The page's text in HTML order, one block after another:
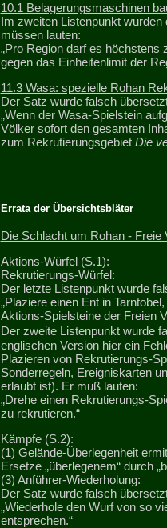
10.1 Belagerungsmaschinen
Im zweiten Listenpunkt
müssen lauten:
„Pro Region darf es höchstens
gegen das Einheitenlimit der
11.3 Wasa: spezielle Rohan
Der Satz wurde falsch
„Wenn der Wasa-Spielstein
Völker sofort den gesamten
zum Rekrutierungsgebiet Die
Errata der Übersichtsbläter
Die Schlacht um Rohan - Freie
Aktions-Würfel (S.1):
Rekrutierungs-Würfel:
Der letzte Listenpunkt wurde
„Plaziere einen Ent in
Aktions-Spielsteine der Freien
Der zweite Listenpunkt wurde
englischen Version hier ein
Plazieren von Rekrutierungs-
Sonderregeln, Ereigniskarten
erlaubt ist). Er muß lauten:
„Drehe einen Rekrutierungs-
zu rekrutieren.“
Kämpfe (S.2):
(1) Gelände-Überlegenheit
Ersetze „überlegenem“ durch
(3) Anführer-Wiederholung:
Der Satz wurde falsch
„Wiederhole den Wurf von so
entsprechen.“